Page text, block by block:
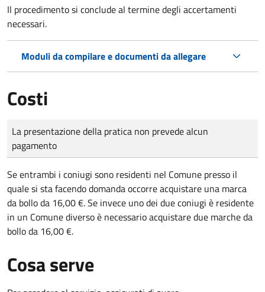
Il procedimento si conclude al termine degli accertamenti
necessari.
Moduli da compilare e documenti da allegare
Costi
Tipo di pagamento
Importo
La presentazione della pratica non prevede alcun
pagamento
Se entrambi i coniugi sono residenti nel Comune presso il
quale si sta facendo domanda occorre acquistare una marca
da bollo da 16,00 €. Se invece uno dei due coniugi è residente
in un Comune diverso è necessario acquistare due marche da
bollo da 16,00 €.
Cosa serve